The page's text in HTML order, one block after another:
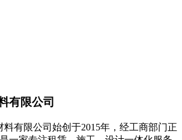
有限公司
料有限公司始创于2015年，经工商部门正